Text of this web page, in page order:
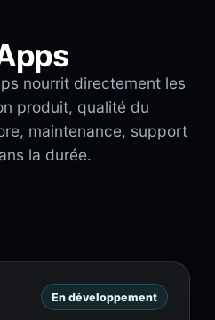
nourrit directement les
produit, qualité du
maintenance, support
la durée.
En développement